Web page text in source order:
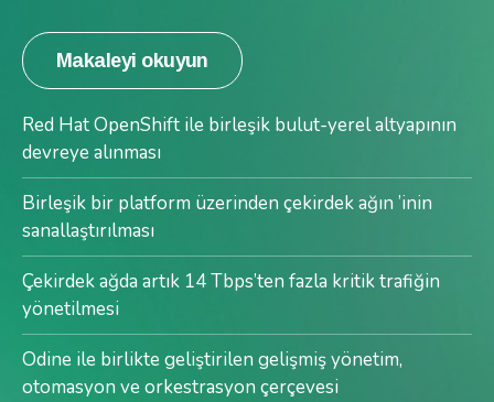
Makaleyi okuyun
Red Hat OpenShift ile birleşik bulut-yerel altyapının
devreye alınması
Birleşik bir platform üzerinden çekirdek ağın ’inin
sanallaştırılması
Çekirdek ağda artık 14 Tbps’ten fazla kritik trafiğin
yönetilmesi
Odine ile birlikte geliştirilen gelişmiş yönetim,
otomasyon ve orkestrasyon çerçevesi